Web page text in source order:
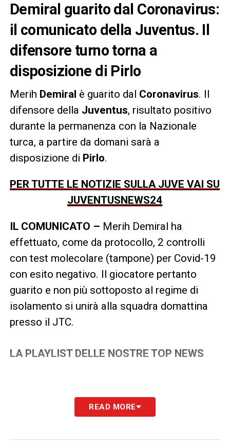
Demiral guarito dal Coronavirus:
il comunicato della Juventus. Il
difensore turno torna a
disposizione di Pirlo
Merih Demiral è guarito dal Coronavirus. Il
difensore della Juventus, risultato positivo
durante la permanenza con la Nazionale
turca, a partire da domani sarà a
disposizione di Pirlo.
PER TUTTE LE NOTIZIE SULLA JUVE VAI SU
JUVENTUSNEWS24
IL COMUNICATO – Merih Demiral ha
effettuato, come da protocollo, 2 controlli
con test molecolare (tampone) per Covid-19
con esito negativo. Il giocatore pertanto
guarito e non più sottoposto al regime di
isolamento si unirà alla squadra domattina
presso il JTC.
LA PLAYLIST DELLE NOSTRE TOP NEWS
READ MORE